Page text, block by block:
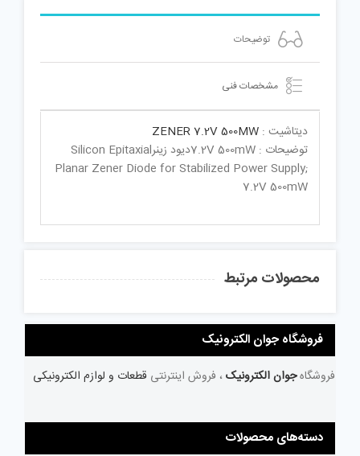
توضیحات
مشخصات فنی
دیتاشیت : ZENER 7.2V 500MW
توضیحات : 7.2V 500mWدیود زینرSilicon Epitaxial
Planar Zener Diode for Stabilized Power Supply;
7.2V 500mW
محصولات مرتبط
فروشگاه جوان الکترونیک
فروشگاهجوان الکترونیک ، فروش اینترنتی قطعات و لوازم الکترونیکی
دسته‌های محصولات